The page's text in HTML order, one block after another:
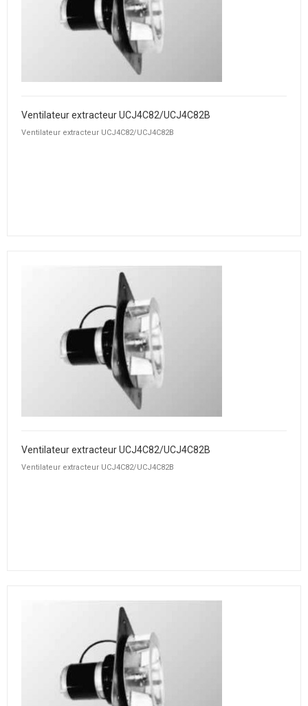
Ventilateur extracteur UCJ4C82/UCJ4C82B
Ventilateur extracteur UCJ4C82/UCJ4C82B
Ventilateur extracteur UCJ4C82/UCJ4C82B
Ventilateur extracteur UCJ4C82/UCJ4C82B